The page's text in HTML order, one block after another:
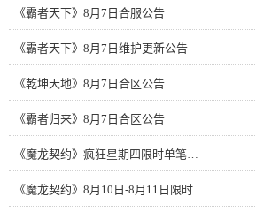
《霸者天下》8月7日合服公告
《霸者天下》8月7日维护更新公告
《乾坤天地》8月7日合区公告
《霸者归来》8月7日合区公告
《魔龙契约》疯狂星期四限时单笔返利
《魔龙契约》8月10日-8月11日限时活动累充